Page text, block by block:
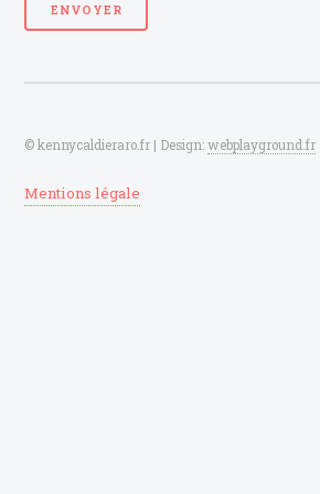
© kennycaldieraro.fr | Design: webplayground.fr
Mentions légale